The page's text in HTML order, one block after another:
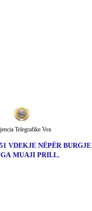
VDEKJE NËPËR BURGJE
MUAJI PRILL.
Telegrafike Vox